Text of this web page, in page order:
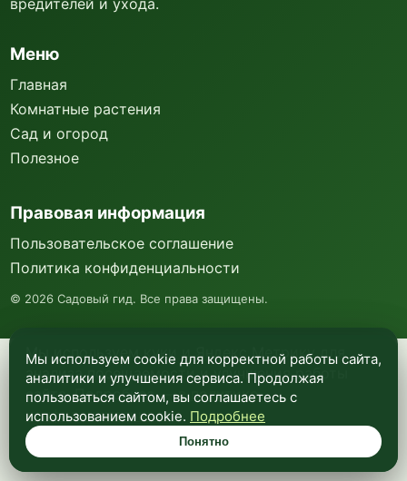
Мы используем куки и Яндекс Метрику для
анализа посещаемости и улучшения работы
сайта. Подробнее —в политике
конфиденциальности.
Понятно
вредителей и ухода.
Меню
Главная
Комнатные растения
Сад и огород
Полезное
Правовая информация
Пользовательское соглашение
Политика конфиденциальности
© 2026 Садовый гид. Все права защищены.
Мы используем cookie для корректной работы сайта,
аналитики и улучшения сервиса. Продолжая
пользоваться сайтом, вы соглашаетесь с
использованием cookie. Подробнее
Понятно